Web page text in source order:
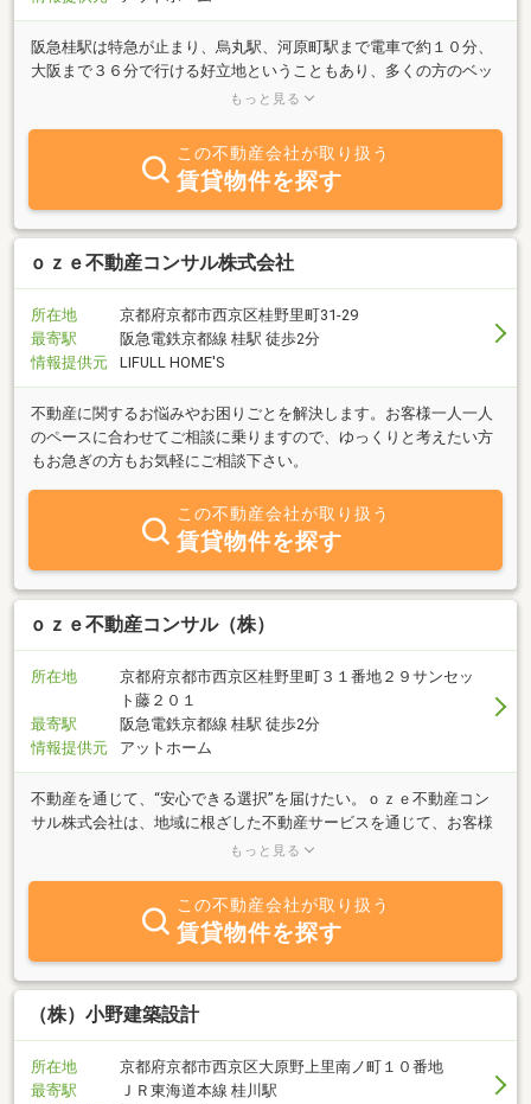
阪急桂駅は特急が止まり、烏丸駅、河原町駅まで電車で約１０分、
大阪まで３６分で行ける好立地ということもあり、多くの方のベッ
ドタウンとなっています。ガレージ付き物件も多く、ガレージの賃
パス・京都市立芸術大学・京都経済短期大学・京都先端科学大学・
京都保育福祉専門学校の方も多くご来店頂いております。JR桂川
駅、阪急洛西口駅・阪急嵐山線・阪急上桂駅・阪急松尾駅・阪急嵐
山駅の物件に関しても、多くの情報を提供させていただきます。小
学校区では松尾小学校区・桂小学校区・桂徳小学校区・桂川小学校
区・川岡東小学校区など、ご希望の小学校区でもお探しさせていた
ありますので、お気軽に立ち寄りください。新婚様向け・ご家族向
け・単身者向け全ての物件が揃っている地域です。西京区でお部屋
探しをされるなら是非エリッツまでご来店下さい。
もっと見る
この不動産会社が取り扱う
賃貸物件を探す
ｏｚｅ不動産コンサル株式会社
所在地
京都府京都市西京区桂野里町31-29
最寄駅
阪急電鉄京都線 桂駅 徒歩2分
情報提供元
LIFULL HOME'S
不動産に関するお悩みやお困りごとを解決します。お客様一人一人
のペースに合わせてご相談に乗りますので、ゆっくりと考えたい方
もお急ぎの方もお気軽にご相談下さい。
この不動産会社が取り扱う
賃貸物件を探す
ｏｚｅ不動産コンサル（株）
所在地
京都府京都市西京区桂野里町３１番地２９サンセッ
ト藤２０１
最寄駅
阪急電鉄京都線 桂駅 徒歩2分
情報提供元
アットホーム
不動産を通じて、“安心できる選択”を届けたい。ｏｚｅ不動産コン
サル株式会社は、地域に根ざした不動産サービスを通じて、お客様
一人ひとりにとっての最善の選択をサポートしています。引き取
き合います。小さな不安や疑問も、どうぞ安心してご相談くださ
い。使っていない土地や空き家、相続したままの不動産など、手放
したい物件はありませんか？ｏｚｅ不動産コンサルでは、そうした
不動産の無料査定・引き取りを行っています。「老朽化が進んで売
れないかも…」「管理の手間や税金の負担をなくしたい」そんなお
悩みに、地域密着型のサポートで丁寧に対応いたします。手続きは
もっと見る
この不動産会社が取り扱う
賃貸物件を探す
（株）小野建築設計
所在地
京都府京都市西京区大原野上里南ノ町１０番地
最寄駅
ＪＲ東海道本線 桂川駅